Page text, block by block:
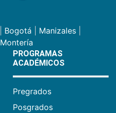
Bogotá Manizales
Montería
PROGRAMAS
ACADÉMICOS
Pregrados
Posgrados